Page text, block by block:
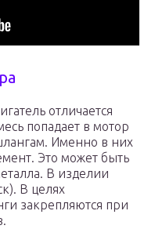
отличается
попадает в мотор
Именно в них
Это может быть
В изделии
В целях
закрепляются при